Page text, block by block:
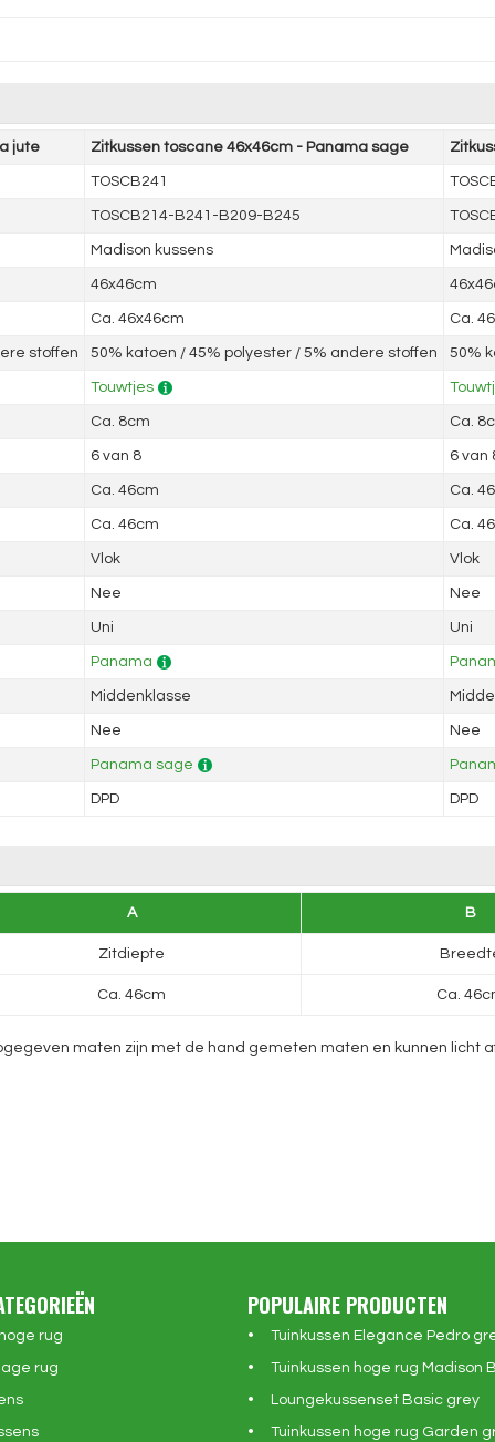
jute Zitkussen toscane 46x46cm - Panama sage
TOSCB241
TOSCB214-B241-B209-B245
Madison kussens
46x46cm
Ca. 46x46cm Ca.
stoffen 50% katoen / 45% polyester / 5% andere stoffen 50%
Touwtjes
Ca. 8cm Ca.
6 van 8 6 van
Ca. 46cm Ca.
Ca. 46cm Ca.
Vlok Vlok
Nee Nee
Uni Uni
Panama
Middenklasse
Nee Nee
Panama sage
DPD DPD
A B
Zitdiepte
Ca. 46cm Ca.
maten zijn met de hand gemeten maten en kunnen licht
rug
rug
POPULAIRE PRODUCTEN
Tuinkussen Elegance Pedro
Tuinkussen hoge rug Madison
Loungekussenset Basic grey
Tuinkussen hoge rug Garden